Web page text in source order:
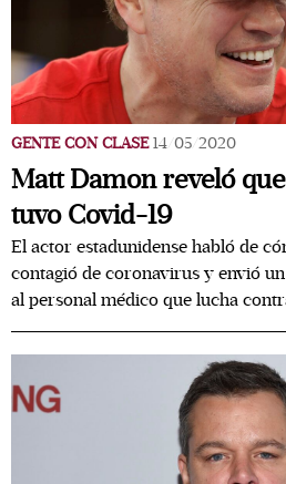
GENTE CON CLASE 14/05/2020
Matt Damon reveló
tuvo Covid-19
El actor estadunidense habló de
contagió de coronavirus y envió
al personal médico que lucha